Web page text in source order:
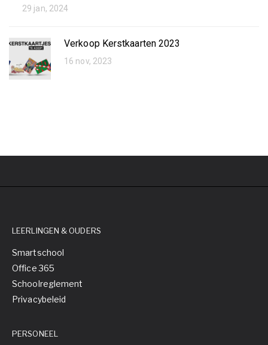
29 jan, 2024
Verkoop Kerstkaarten 2023
16 nov, 2023
LEERLINGEN & OUDERS
Smartschool
Office 365
Schoolreglement
Privacybeleid
PERSONEEL